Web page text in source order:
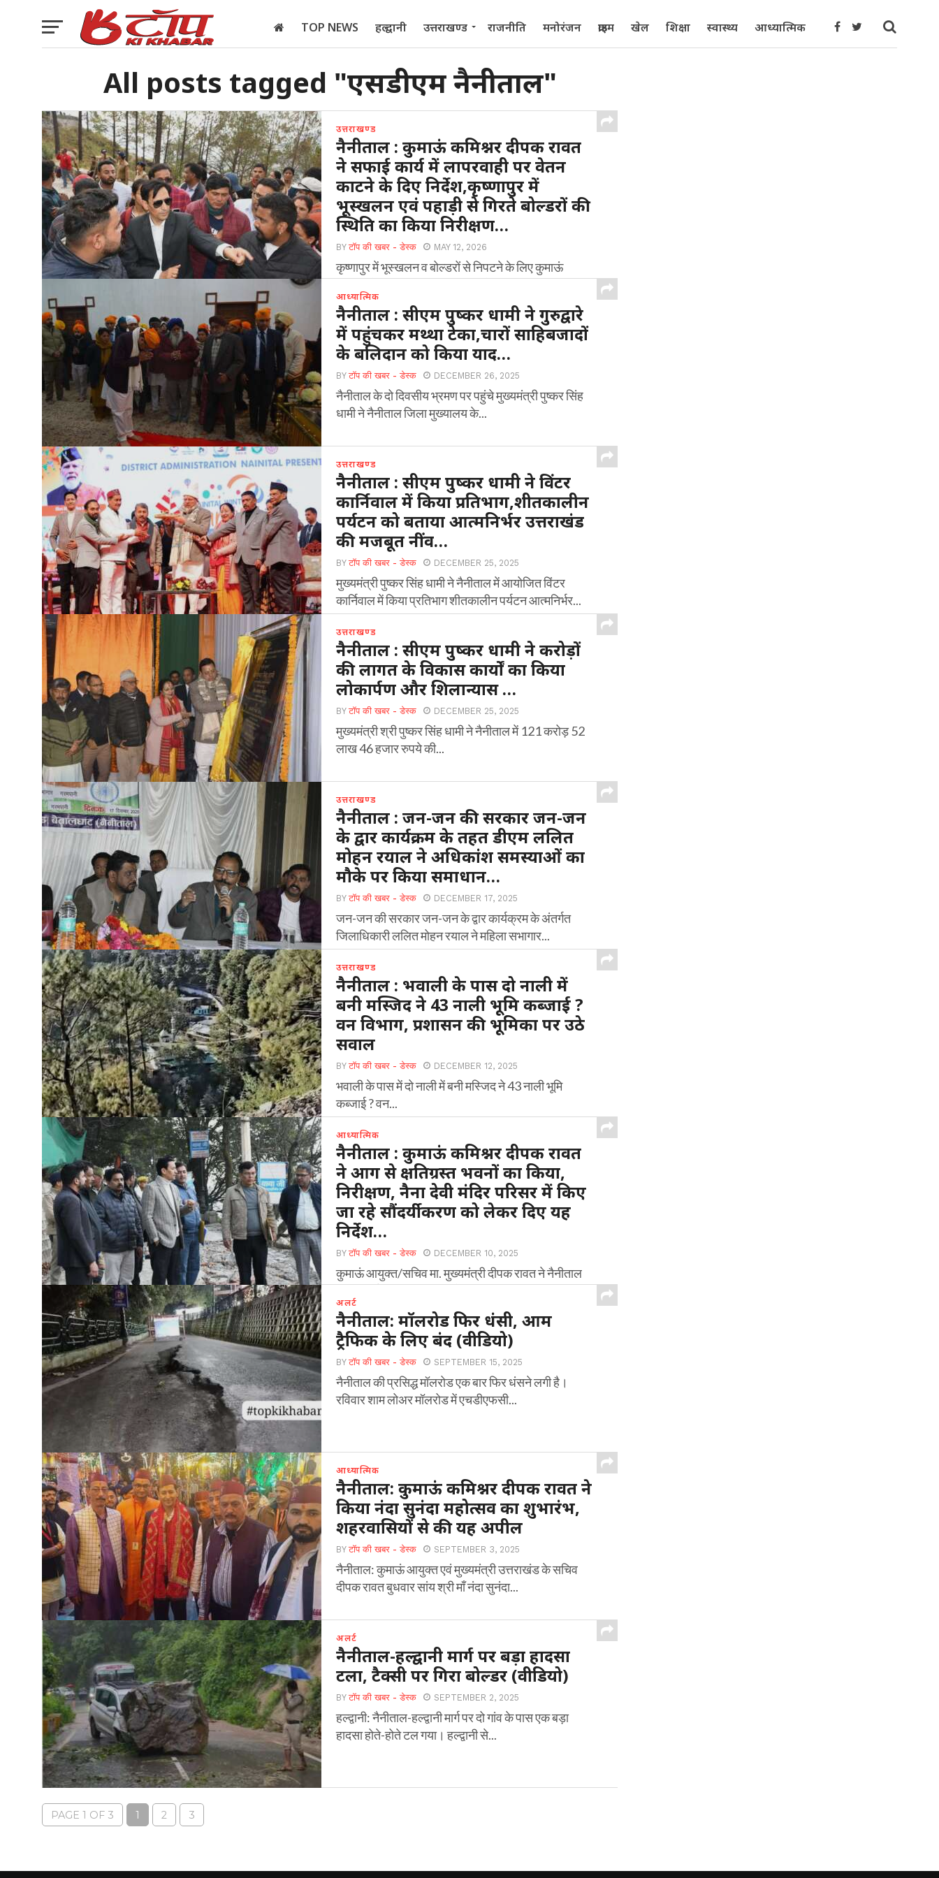
TOP NEWS हल्द्वानी उत्तराखण्ड राजनीति मनोरंजन क्राइम खेल शिक्षा स्वास्थ्य आध्यात्मिक
इलेक्शन 2022
All posts tagged "एसडीएम नैनीताल"
उत्तराखण्ड
नैनीताल : कुमाऊं कमिश्नर दीपक रावत
ने सफाई कार्य में लापरवाही पर वेतन
काटने के दिए निर्देश,कृष्णापुर में
भूस्खलन एवं पहाड़ी से गिरते बोल्डरों की
स्थिति का किया निरीक्षण…
BYटॉप की खबर - डेस्क MAY 12, 2026
कृष्णापुर में भूस्खलन व बोल्डरों से निपटने के लिए कुमाऊं
आध्यात्मिक
नैनीताल : सीएम पुष्कर धामी ने गुरुद्वारे
में पहुंचकर मथ्था टेका,चारों साहिबजादों
के बलिदान को किया याद…
BYटॉप की खबर - डेस्क DECEMBER 26, 2025
नैनीताल के दो दिवसीय भ्रमण पर पहुंचे मुख्यमंत्री पुष्कर सिंह
धामी ने नैनीताल जिला मुख्यालय के...
उत्तराखण्ड
नैनीताल : सीएम पुष्कर धामी ने विंटर
कार्निवाल में किया प्रतिभाग,शीतकालीन
पर्यटन को बताया आत्मनिर्भर उत्तराखंड
की मजबूत नींव…
BYटॉप की खबर - डेस्क DECEMBER 25, 2025
मुख्यमंत्री पुष्कर सिंह धामी ने नैनीताल में आयोजित विंटर
कार्निवाल में किया प्रतिभाग शीतकालीन पर्यटन आत्मनिर्भर...
उत्तराखण्ड
नैनीताल : सीएम पुष्कर धामी ने करोड़ों
की लागत के विकास कार्यों का किया
लोकार्पण और शिलान्यास …
BYटॉप की खबर - डेस्क DECEMBER 25, 2025
मुख्यमंत्री श्री पुष्कर सिंह धामी ने नैनीताल में 121 करोड़ 52
लाख 46 हजार रुपये की...
उत्तराखण्ड
नैनीताल : जन-जन की सरकार जन-जन
के द्वार कार्यक्रम के तहत डीएम ललित
मोहन रयाल ने अधिकांश समस्याओं का
मौके पर किया समाधान…
BYटॉप की खबर - डेस्क DECEMBER 17, 2025
जन-जन की सरकार जन-जन के द्वार कार्यक्रम के अंतर्गत
जिलाधिकारी ललित मोहन रयाल ने महिला सभागार...
उत्तराखण्ड
नैनीताल : भवाली के पास दो नाली में
बनी मस्जिद ने 43 नाली भूमि कब्जाई ?
वन विभाग, प्रशासन की भूमिका पर उठे
सवाल
BYटॉप की खबर - डेस्क DECEMBER 12, 2025
भवाली के पास में दो नाली में बनी मस्जिद ने 43 नाली भूमि
कब्जाई ? वन...
आध्यात्मिक
नैनीताल : कुमाऊं कमिश्नर दीपक रावत
ने आग से क्षतिग्रस्त भवनों का किया,
निरीक्षण, नैना देवी मंदिर परिसर में किए
जा रहे सौंदर्यीकरण को लेकर दिए यह
निर्देश…
BYटॉप की खबर - डेस्क DECEMBER 10, 2025
कुमाऊं आयुक्त/सचिव मा. मुख्यमंत्री दीपक रावत ने नैनीताल
अलर्ट
नैनीताल: मॉलरोड फिर धंसी, आम
ट्रैफिक के लिए बंद (वीडियो)
BYटॉप की खबर - डेस्क SEPTEMBER 15, 2025
नैनीताल की प्रसिद्ध मॉलरोड एक बार फिर धंसने लगी है।
रविवार शाम लोअर मॉलरोड में एचडीएफसी...
आध्यात्मिक
नैनीताल: कुमाऊं कमिश्नर दीपक रावत ने
किया नंदा सुनंदा महोत्सव का शुभारंभ,
शहरवासियों से की यह अपील
BYटॉप की खबर - डेस्क SEPTEMBER 3, 2025
नैनीताल: कुमाऊं आयुक्त एवं मुख्यमंत्री उत्तराखंड के सचिव
दीपक रावत बुधवार सांय श्री माँ नंदा सुनंदा...
अलर्ट
नैनीताल-हल्द्वानी मार्ग पर बड़ा हादसा
टला, टैक्सी पर गिरा बोल्डर (वीडियो)
BYटॉप की खबर - डेस्क SEPTEMBER 2, 2025
हल्द्वानी: नैनीताल-हल्द्वानी मार्ग पर दो गांव के पास एक बड़ा
हादसा होते-होते टल गया। हल्द्वानी से...
PAGE 1 OF 3 1 2 3